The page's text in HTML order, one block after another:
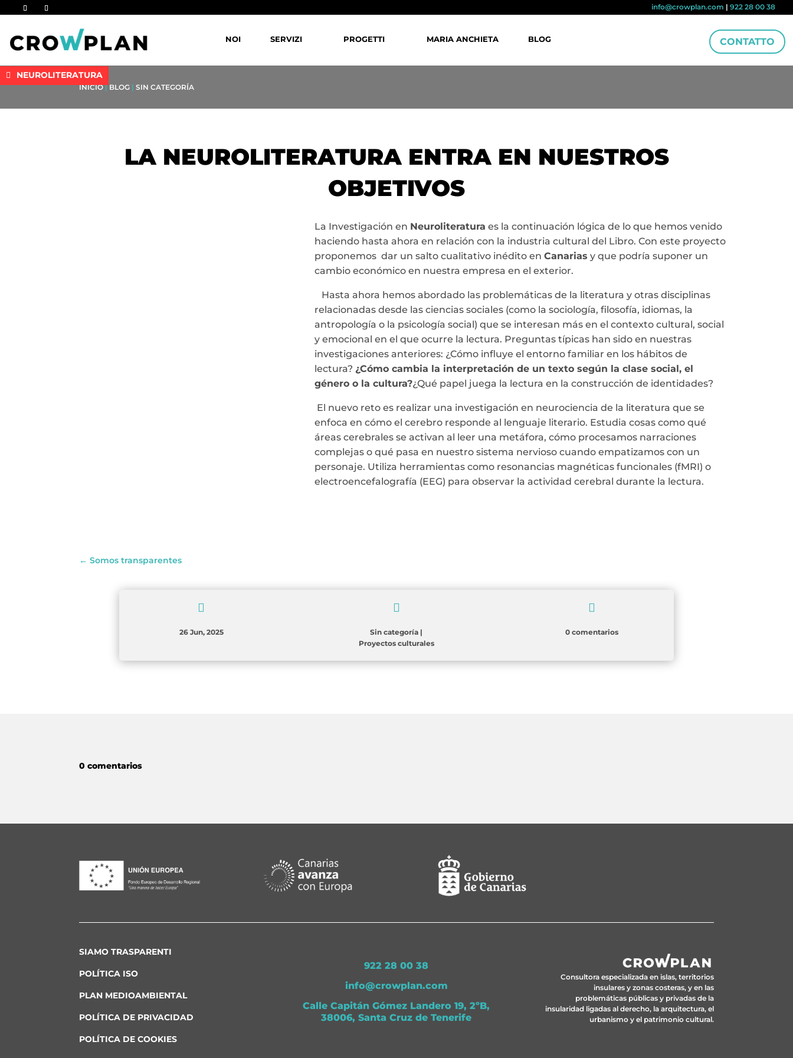
info@crowplan.com | 922 28 00 38
NOI SERVIZI PROGETTI MARIA ANCHIETA BLOG CONTATTO
NEUROLITERATURA
INICIO |BLOG |SIN CATEGORÍA
LA NEUROLITERATURA ENTRA EN NUESTROS
OBJETIVOS
La Investigación en Neuroliteratura es la continuación lógica de lo que hemos venido
haciendo hasta ahora en relación con la industria cultural del Libro. Con este proyecto
proponemos dar un salto cualitativo inédito enCanarias y que podría suponer un
cambio económico en nuestra empresa en el exterior.
Hasta ahora hemos abordado las problemáticas de la literatura y otras disciplinas
relacionadas desde las ciencias sociales (como la sociología, filosofía, idiomas, la
antropología o la psicología social) que se interesan más en el contexto cultural, social
y emocional en el que ocurre la lectura. Preguntas típicas han sido en nuestras
investigaciones anteriores: ¿Cómo influye el entorno familiar en los hábitos de
lectura? ¿Cómo cambia la interpretación de un texto según la clase social, el
género o la cultura?¿Qué papel juega la lectura en la construcción de identidades?
El nuevo reto es realizar una investigación en neurociencia de la literatura que se
enfoca en cómo el cerebro responde al lenguaje literario. Estudia cosas como qué
áreas cerebrales se activan al leer una metáfora, cómo procesamos narraciones
complejas o qué pasa en nuestro sistema nervioso cuando empatizamos con un
personaje. Utiliza herramientas como resonancias magnéticas funcionales (fMRI) o
electroencefalografía (EEG) para observar la actividad cerebral durante la lectura.
←Somos transparentes

26 Jun, 2025

Sin categoría |
Proyectos culturales

0 comentarios
0 comentarios
SIAMO TRASPARENTI
POLÍTICA ISO
PLAN MEDIOAMBIENTAL
POLÍTICA DE PRIVACIDAD
POLÍTICA DE COOKIES
922 28 00 38
info@crowplan.com
Calle Capitán Gómez Landero 19, 2ºB,
38006, Santa Cruz de Tenerife
Consultora especializada en islas, territorios
insulares y zonas costeras, y en las
problemáticas públicas y privadas de la
insularidad ligadas al derecho, la arquitectura, el
urbanismo y el patrimonio cultural.